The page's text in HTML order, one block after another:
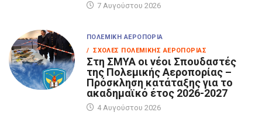
7 Αυγούστου 2026
ΠΟΛΕΜΙΚΉ ΑΕΡΟΠΟΡΊΑ
/ ΣΧΟΛΈΣ ΠΟΛΕΜΙΚΉΣ ΑΕΡΟΠΟΡΊΑΣ
Στη ΣΜΥΑ οι νέοι Σπουδαστές
της Πολεμικής Αεροπορίας –
Πρόσκληση κατάταξης για το
ακαδημαϊκό έτος 2026-2027
4 Αυγούστου 2026